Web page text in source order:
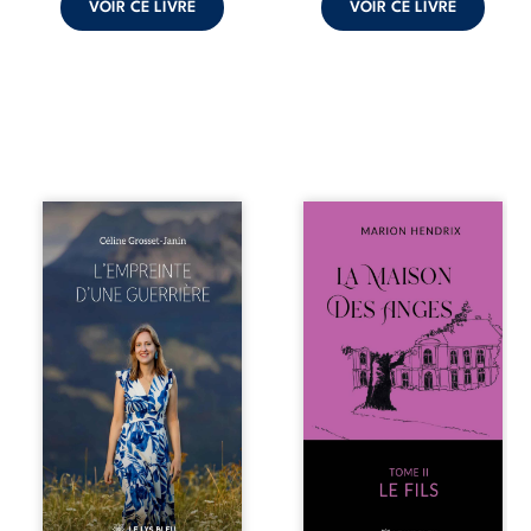
VOIR CE LIVRE VOIR CE LIVRE
Que reste-t-il de
l’enfance lorsque
la maladie impose
ses propres règles
? L’empreinte
d’une guerrière
livre, sans détour,
le récit d’un
quotidien
bouleversé par la
maladie
chronique,
l’errance médicale
et de longues
hospitalisations.
Nous sommes en
après le décès du
patriarche
Anatole-Eustache.
La famille devra
affronter non
seulement un
inconnu qui rôde
autour du
domaine et dont
Firmin, le fidèle
majordome,
redoute les visites,